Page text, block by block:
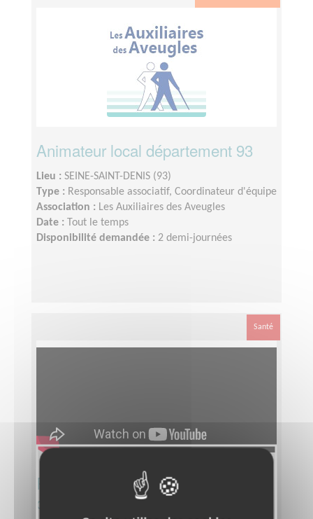
Animateur local département 93
Lieu : SEINE-SAINT-DENIS (93)
Type : Responsable associatif, Coordinateur d'équipe
Association : Les Auxiliaires des Aveugles
Date :
Tout le temps
Disponibilité demandée : 2 demi-journées
Santé
Responsable départemental
d’équipe bénévole Téléthon